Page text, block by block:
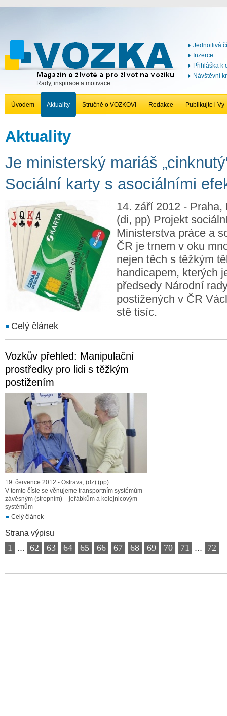
Rady, inspirace a motivace
Jednotlivá
Inzerce
Přihláška k
Návštěvní
Úvodem Aktuality Stručně o VOZKOVI Redakce Publikujte i Vy
Aktuality
Je ministerský mariáš
Sociální karty s asociálními
14. září 2012 - Praha,
(di, pp) Projekt
Ministerstva práce a
ČR je trnem v oku
nejen těch s těžkým
handicapem, kterých
předsedy Národní
postižených v ČR
stě tisíc.
Celý článek
Vozkův přehled: Manipulační
prostředky pro lidi s těžkým
postižením
19. července 2012 - Ostrava, (dz) (pp)
V tomto čísle se věnujeme transportním systémům
závěsným (stropním) – jeřábkům a kolejnicovým
systémům
Celý článek
Strana výpisu
1 ... 62 63 64 65 66 67 68 69 70 71 ... 72